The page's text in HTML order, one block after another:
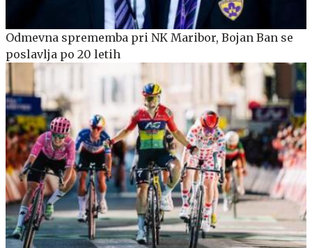
Odmevna sprememba pri NK Maribor, Bojan Ban se
poslavlja po 20 letih